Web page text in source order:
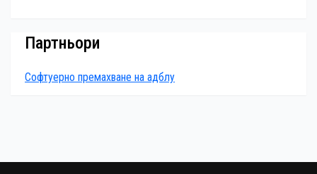
Партньори
Софтуерно премахване на адблу